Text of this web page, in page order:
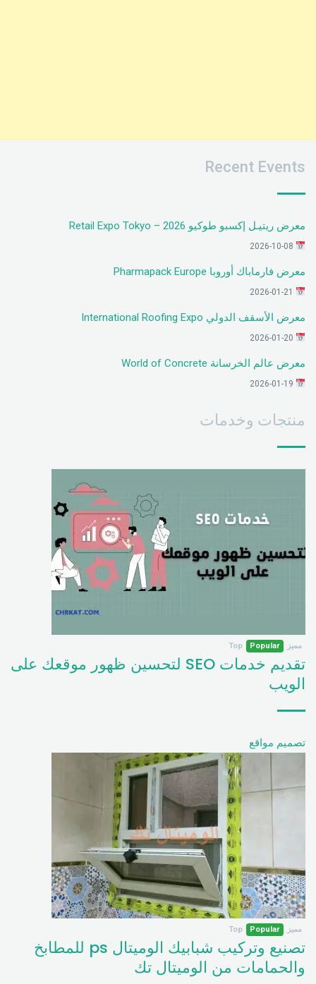
Recent Events
معرض ريتيـل إكسبو طوكيو 2026 – Retail Expo Tokyo
معرض فارماباك أوروبا Pharmapack Europe
معرض الأسقف الدولي International Roofing Expo
معرض عالم الخرسانة World of Concrete
منتجات وخدمات
مميز Popular
Top
تقديم خدمات SEO لتحسين ظهور موقعك على
الويب
تصميم مواقع
مميز Popular
Top
تصنيع وتركيب شبابيك الوميتال ps للمطابخ
والحمامات من الوميتال تك